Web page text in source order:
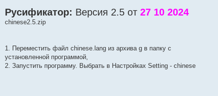
Русификатор: Версия 2.5 от 27 10 2024
chinese2.5.zip
1. Переместить файл chinese.lang из архива g в папку с
установленной программой,
2. Запустить программу. Выбрать в Настройках Setting - chinese